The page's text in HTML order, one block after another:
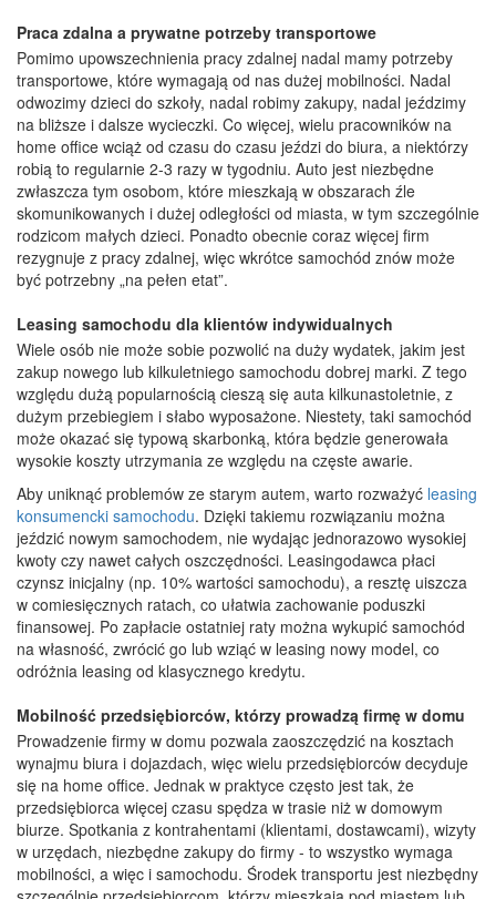
Praca zdalna a prywatne potrzeby transportowe
Pomimo upowszechnienia pracy zdalnej nadal mamy potrzeby
transportowe, które wymagają od nas dużej mobilności. Nadal
odwozimy dzieci do szkoły, nadal robimy zakupy, nadal jeździmy
na bliższe i dalsze wycieczki. Co więcej, wielu pracowników na
home office wciąż od czasu do czasu jeździ do biura, a niektórzy
robią to regularnie 2-3 razy w tygodniu. Auto jest niezbędne
zwłaszcza tym osobom, które mieszkają w obszarach źle
skomunikowanych i dużej odległości od miasta, w tym szczególnie
rodzicom małych dzieci. Ponadto obecnie coraz więcej firm
rezygnuje z pracy zdalnej, więc wkrótce samochód znów może
być potrzebny „na pełen etat”.
Leasing samochodu dla klientów indywidualnych
Wiele osób nie może sobie pozwolić na duży wydatek, jakim jest
zakup nowego lub kilkuletniego samochodu dobrej marki. Z tego
względu dużą popularnością cieszą się auta kilkunastoletnie, z
dużym przebiegiem i słabo wyposażone. Niestety, taki samochód
może okazać się typową skarbonką, która będzie generowała
wysokie koszty utrzymania ze względu na częste awarie.
Aby uniknąć problemów ze starym autem, warto rozważyć leasing
konsumencki samochodu. Dzięki takiemu rozwiązaniu można
jeździć nowym samochodem, nie wydając jednorazowo wysokiej
kwoty czy nawet całych oszczędności. Leasingodawca płaci
czynsz inicjalny (np. 10% wartości samochodu), a resztę uiszcza
w comiesięcznych ratach, co ułatwia zachowanie poduszki
finansowej. Po zapłacie ostatniej raty można wykupić samochód
na własność, zwrócić go lub wziąć w leasing nowy model, co
odróżnia leasing od klasycznego kredytu.
Mobilność przedsiębiorców, którzy prowadzą firmę w domu
Prowadzenie firmy w domu pozwala zaoszczędzić na kosztach
wynajmu biura i dojazdach, więc wielu przedsiębiorców decyduje
się na home office. Jednak w praktyce często jest tak, że
przedsiębiorca więcej czasu spędza w trasie niż w domowym
biurze. Spotkania z kontrahentami (klientami, dostawcami), wizyty
w urzędach, niezbędne zakupy do firmy - to wszystko wymaga
mobilności, a więc i samochodu. Środek transportu jest niezbędny